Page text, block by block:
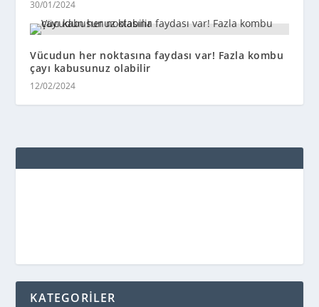
30/01/2024
Vücudun her noktasına faydası var! Fazla kombu
çayı kabusunuz olabilir
12/02/2024
KATEGORİLER